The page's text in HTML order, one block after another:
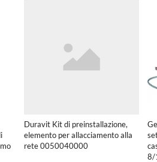
Duravit Kit di preinstallazione,
elemento per allacciamento alla
rete 0050040000
8/